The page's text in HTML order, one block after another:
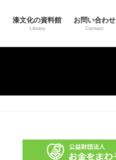
漆文化の資料館
Library
お問い合わせ
Contact